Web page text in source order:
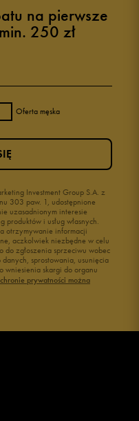
na pierwsze
250 zł
Oferta męska
Investment Group S.A. z
303 paw. 1, udostępnione
uzasadnionym interesie
i usług własnych.
otrzymywanie informacji
aczkolwiek niezbędne w celu
zgłoszenia sprzeciwu wobec
sprostowania, usunięcia
skargi do organu
prywatności można